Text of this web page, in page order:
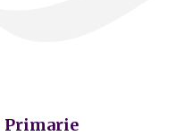
Primarie